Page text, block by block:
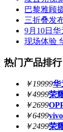
巴黎雅顾
三折叠发
9月10日
现场体验
热门产品排行
￥19999华
￥4999荣
￥2699
￥6499
￥2499荣